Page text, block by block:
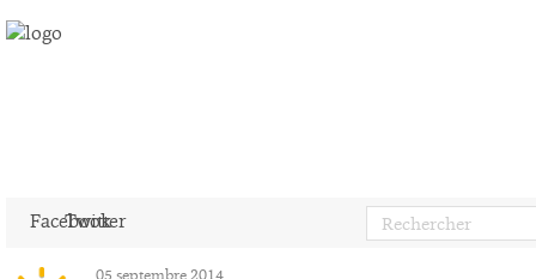
Facebook
Twitter
05 septembre 2014